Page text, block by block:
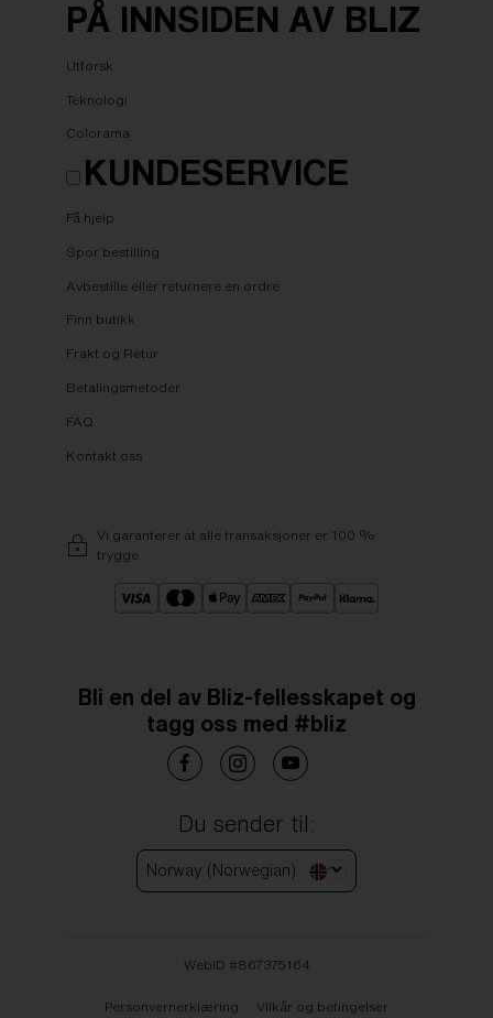
PÅ INNSIDEN AV BLIZ
Utforsk
Teknologi
Colorama
KUNDESERVICE
Få hjelp
Spor bestilling
Avbestille eller returnere en ordre
Finn butikk
Frakt og Retur
Betalingsmetoder
FAQ
Kontakt oss
Vi garanterer at alle transaksjoner er 100 %
trygge
Bli en del av Bliz-fellesskapet og
tagg oss med #bliz
Du sender til:
Norway (Norwegian)
WebID #867375164
Personvernerklæring
Vilkår og betingelser